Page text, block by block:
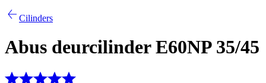
Cilinders
Abus deurcilinder E60NP 35/45